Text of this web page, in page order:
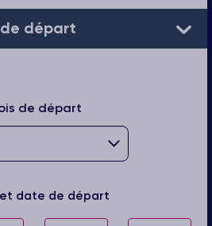
départ
de départ
date de départ